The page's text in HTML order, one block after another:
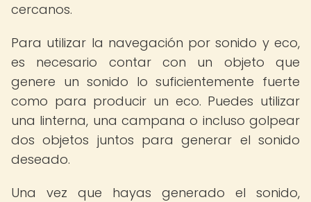
cercanos.
Para utilizar la navegación por sonido y eco,
es necesario contar con un objeto que
genere un sonido lo suficientemente fuerte
como para producir un eco. Puedes utilizar
una linterna, una campana o incluso golpear
dos objetos juntos para generar el sonido
deseado.
Una vez que hayas generado el sonido,